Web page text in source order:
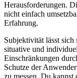
Herausforderungen.
nicht einfach
Erfahrung.
Subjektivität lässt sich
situative und
Einschränkungen
Schutze der
zu messen. Du